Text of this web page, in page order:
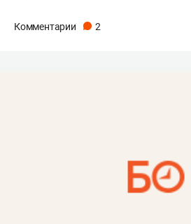
Комментарии 2